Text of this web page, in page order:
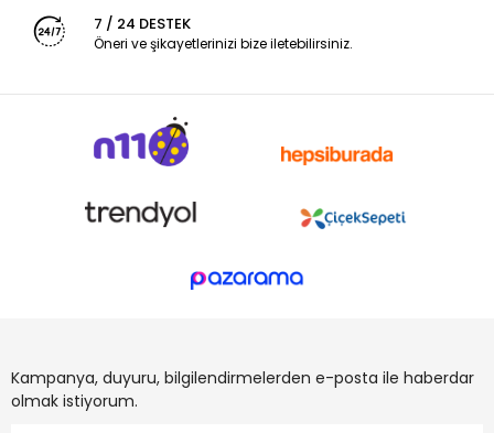
7 / 24 DESTEK
Öneri ve şikayetlerinizi bize iletebilirsiniz.
Kampanya, duyuru, bilgilendirmelerden e-posta ile haberdar
olmak istiyorum.